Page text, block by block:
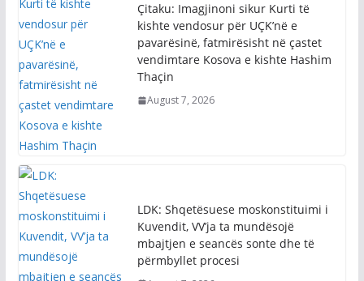
Çitaku: Imagjinoni sikur Kurti të
kishte vendosur për UÇK’në e
pavarësinë, fatmirësisht në çastet
vendimtare Kosova e kishte Hashim
Thaçin
August 7, 2026
LDK: Shqetësuese moskonstituimi i
Kuvendit, VV’ja ta mundësojë
mbajtjen e seancës sonte dhe të
përmbyllet procesi